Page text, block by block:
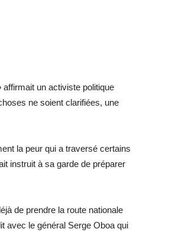
affirmait un activiste politique
ne soient clarifiées, une
la peur qui a traversé certains
instruit à sa garde de préparer
de prendre la route nationale
avec le général Serge Oboa qui